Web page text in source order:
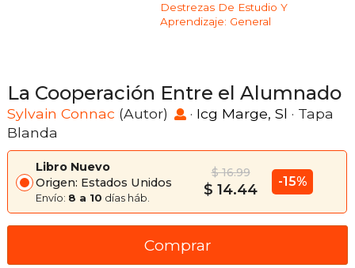
Destrezas De Estudio Y
Aprendizaje: General
La Cooperación Entre el Alumnado
Sylvain Connac (Autor) · Icg Marge, Sl · Tapa
Blanda
Libro Nuevo
Origen: Estados Unidos
Envío: 8 a 10 días háb.
$ 16.99
$ 14.44 -15%
Comprar